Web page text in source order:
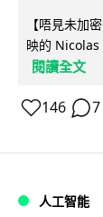
【唔見未加
映的
閱讀全文
146 7
人工智能